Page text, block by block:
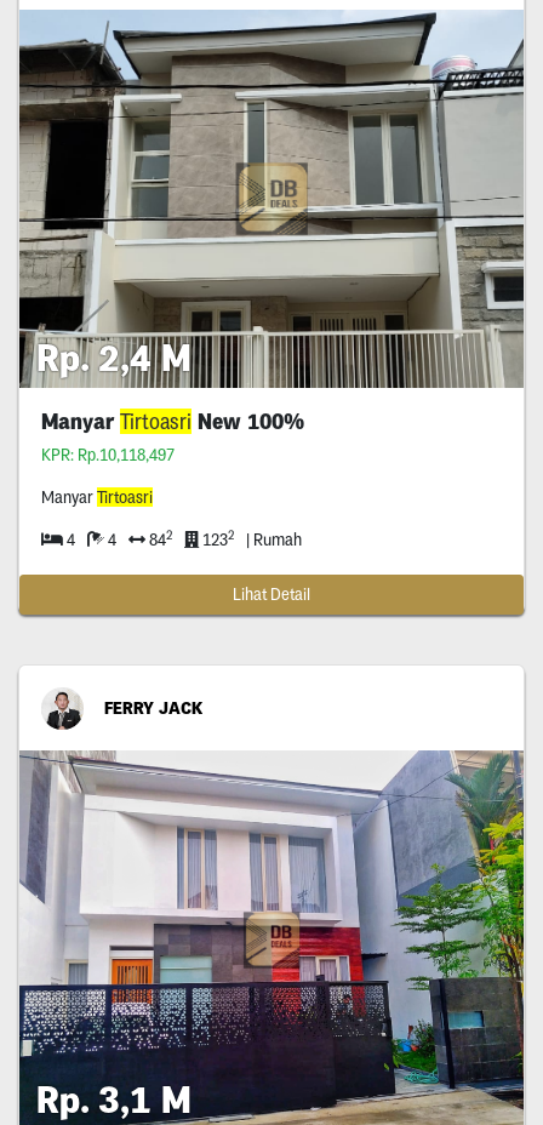
Rp. 2,4 M
ManyarTirtoasri New 100%
KPR: Rp.10,118,497
ManyarTirtoasri
4 4 842 1232 | Rumah
Lihat Detail
FERRY JACK
Rp. 3,1 M